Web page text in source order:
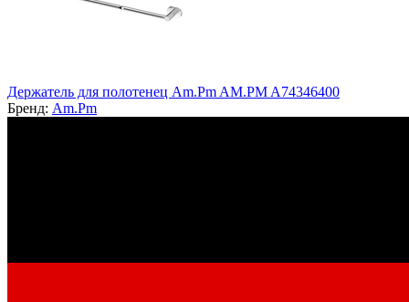
Держатель для полотенец Am.Pm AM.PM A74346400
Бренд: Am.Pm